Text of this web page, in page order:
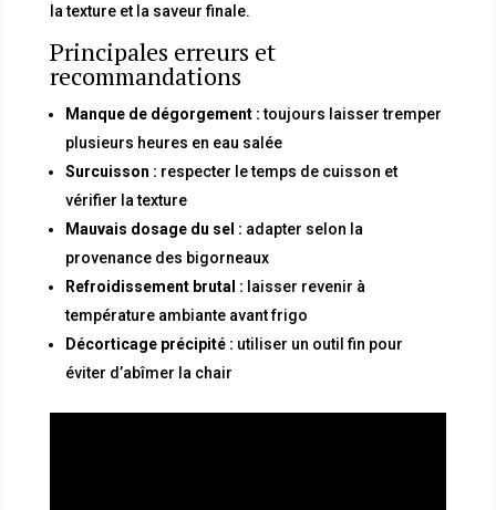
la texture et la saveur finale.
Principales erreurs et
recommandations
Manque de dégorgement :toujours laisser tremper
plusieurs heures en eau salée
Surcuisson : respecter le temps de cuisson et
vérifier la texture
Mauvais dosage du sel : adapter selon la
provenance des bigorneaux
Refroidissement brutal : laisser revenir à
température ambiante avant frigo
Décorticage précipité : utiliser un outil fin pour
éviter d’abîmer la chair